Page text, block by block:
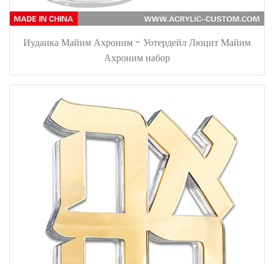
Иудаика Майим Ахроним - Уотердейл Люцит Майим
Ахроним набор